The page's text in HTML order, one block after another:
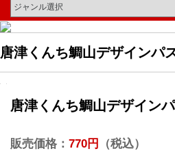
唐津くんち鯛山デザインパ
唐津くんち鯛山デザイン
販売価格： 770円 （税込）